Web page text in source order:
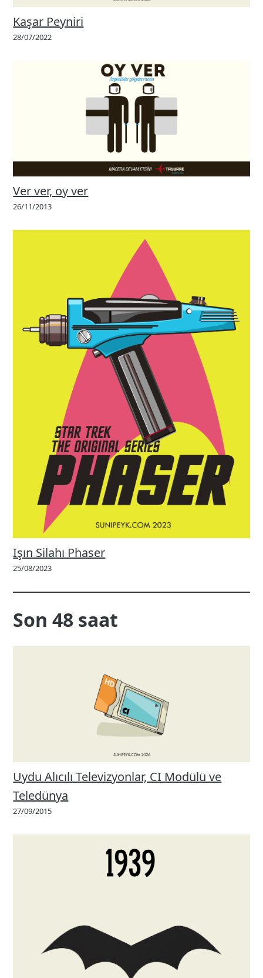
Kaşar Peyniri
28/07/2022
Ver ver, oy ver
26/11/2013
Işın Silahı Phaser
25/08/2023
Son 48 saat
Uydu Alıcılı Televizyonlar, CI Modülü ve
Teledünya
27/09/2015